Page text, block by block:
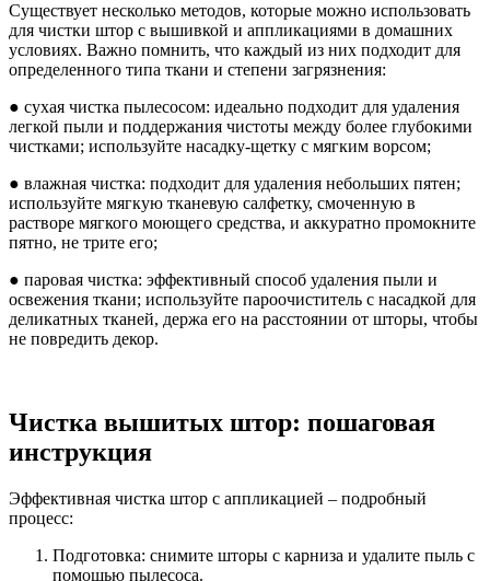
Существует несколько методов, которые можно использовать
для чистки штор с вышивкой и аппликациями в домашних
условиях. Важно помнить, что каждый из них подходит для
определенного типа ткани и степени загрязнения:
● сухая чистка пылесосом: идеально подходит для удаления
легкой пыли и поддержания чистоты между более глубокими
чистками; используйте насадку-щетку с мягким ворсом;
● влажная чистка: подходит для удаления небольших пятен;
используйте мягкую тканевую салфетку, смоченную в
растворе мягкого моющего средства, и аккуратно промокните
пятно, не трите его;
● паровая чистка: эффективный способ удаления пыли и
освежения ткани; используйте пароочиститель с насадкой для
деликатных тканей, держа его на расстоянии от шторы, чтобы
не повредить декор.
Чистка вышитых штор: пошаговая
инструкция
Эффективная чистка штор с аппликацией – подробный
процесс:
Подготовка: снимите шторы с карниза и удалите пыль с
помощью пылесоса.